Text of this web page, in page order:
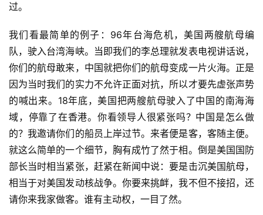
过。
我们看最简单的例子：96年台海危机，美国两艘航母编
队，驶入台湾海峡。当即我们的李总理就发表电视讲话说，
你们的航母敢来，中国就把你们的航母变成一片火海。正是
因为当时我们的实力不允许正面对抗，所以才要先虚张声势
的喊出来。18年底，美国把两艘航母驶入了中国的南海海
域，停靠了在香港。你看领导人很紧张吗？中国是怎么做
的？我邀请你们的船员上岸过节。来者便是客，客随主便。
就这么简单的一个细节，胸有成竹了然于相。倒是美国国防
部长当时相当紧张，赶紧在新闻中说：要是击沉美国航母，
相当于对美国发动核战争。你要来挑衅，我不但不接招，还
请你来我家做客。谁有主动权，一目了然。